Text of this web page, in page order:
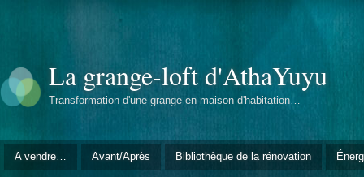
La grange-loft d'AthaYuyu
Transformation d'une grange en maison d'habitation…
A vendre… Avant/Après Bibliothèque de la rénovation